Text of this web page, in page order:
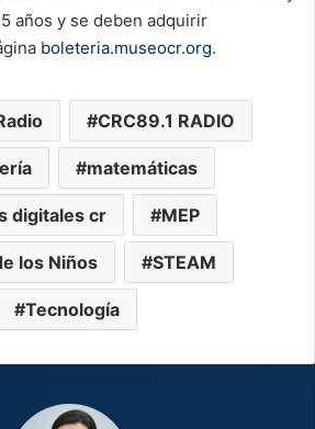
años y se deben adquirir
boleteria.museocr.org.
CRC89.1 RADIO
matemáticas
digitales cr MEP
los Niños STEAM
Tecnología